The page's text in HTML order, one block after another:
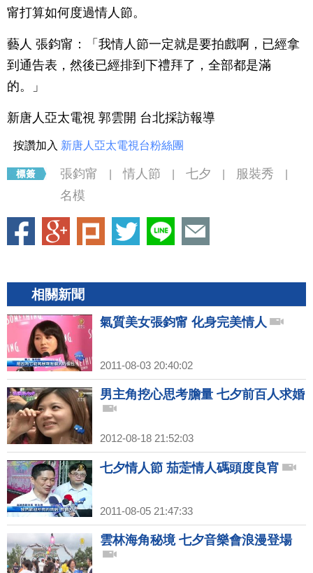
甯打算如何度過情人節。
藝人 張鈞甯：「我情人節一定就是要拍戲啊，已經拿
到通告表，然後已經排到下禮拜了，全部都是滿
的。」
新唐人亞太電視 郭雲開 台北採訪報導
按讚加入 新唐人亞太電視台粉絲團
張鈞甯 情人節 七夕 服裝秀
名模
相關新聞
氣質美女張鈞甯 化身完美情人
2011-08-03 20:40:02
男主角挖心思考膽量 七夕前百人求婚
2012-08-18 21:52:03
七夕情人節 茄萣情人碼頭度良宵
2011-08-05 21:47:33
雲林海角秘境 七夕音樂會浪漫登場